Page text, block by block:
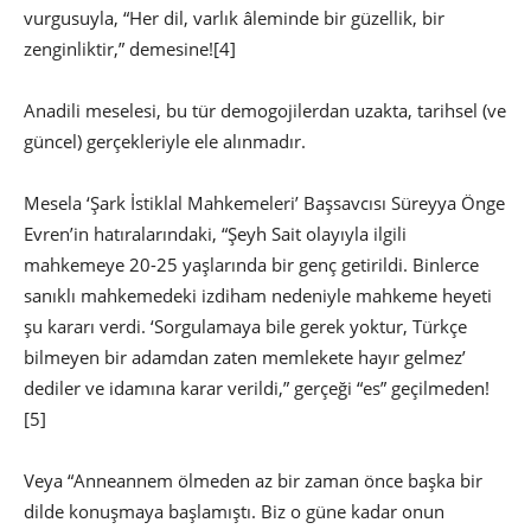
vurgusuyla, “Her dil, varlık âleminde bir güzellik, bir
zenginliktir,” demesine![4]
Anadili meselesi, bu tür demogojilerdan uzakta, tarihsel (ve
güncel) gerçekleriyle ele alınmadır.
Mesela ‘Şark İstiklal Mahkemeleri’ Başsavcısı Süreyya Önge
Evren’in hatıralarındaki, “Şeyh Sait olayıyla ilgili
mahkemeye 20-25 yaşlarında bir genç getirildi. Binlerce
sanıklı mahkemedeki izdiham nedeniyle mahkeme heyeti
şu kararı verdi. ‘Sorgulamaya bile gerek yoktur, Türkçe
bilmeyen bir adamdan zaten memlekete hayır gelmez’
dediler ve idamına karar verildi,” gerçeği “es” geçilmeden!
[5]
Veya “Anneannem ölmeden az bir zaman önce başka bir
dilde konuşmaya başlamıştı. Biz o güne kadar onun